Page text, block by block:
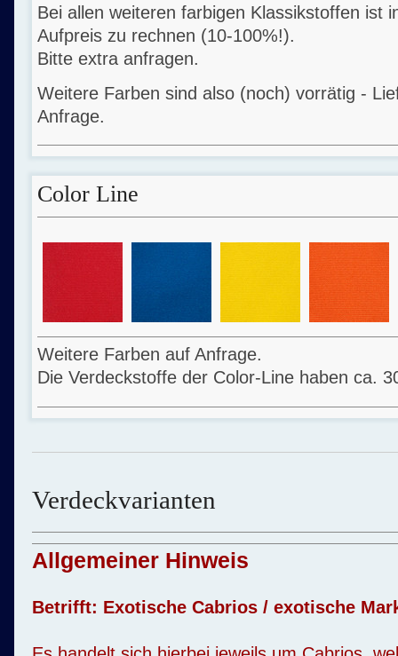
Bei allen weiteren farbigen Klassikstoffen ist
Aufpreis zu rechnen (10-100%!).
Bitte extra anfragen.
Weitere Farben sind also (noch) vorrätig -
Anfrage.
Color Line
Weitere Farben auf Anfrage.
Die Verdeckstoffe der Color-Line haben ca.
Verdeckvarianten
Allgemeiner Hinweis
Betrifft: Exotische Cabrios / exotische